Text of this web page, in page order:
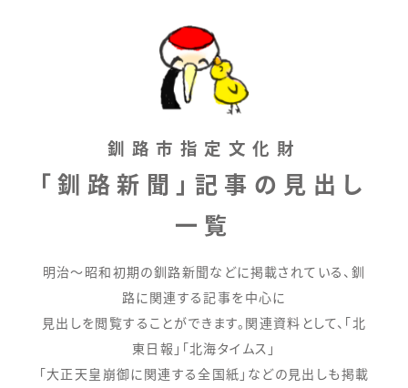
釧路市指定文化財
「釧路新聞」記事の見出し
一覧
明治～昭和初期の釧路新聞などに掲載されている、釧
路に関連する記事を中心に
見出しを閲覧することができます。関連資料として、「北
東日報」「北海タイムス」
「大正天皇崩御に関連する全国紙」などの見出しも掲載